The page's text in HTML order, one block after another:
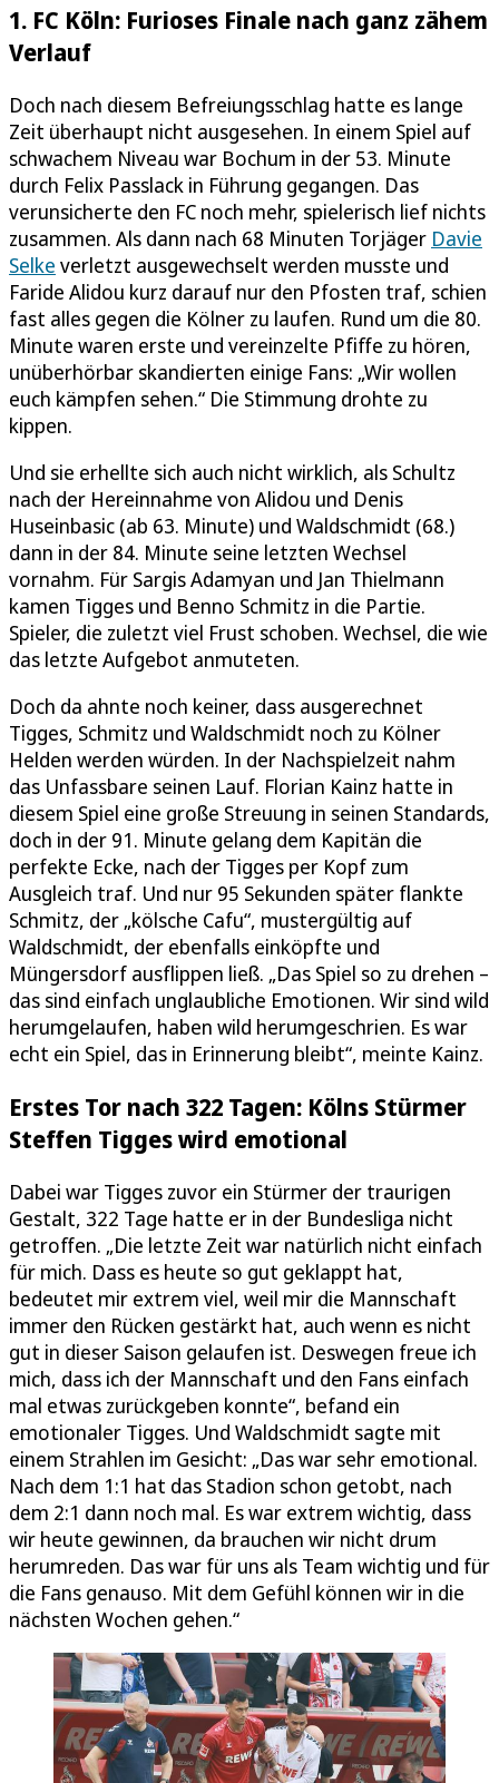
1. FC Köln: Furioses Finale nach ganz zähem
Verlauf
Doch nach diesem Befreiungsschlag hatte es lange
Zeit überhaupt nicht ausgesehen. In einem Spiel auf
schwachem Niveau war Bochum in der 53. Minute
durch Felix Passlack in Führung gegangen. Das
verunsicherte den FC noch mehr, spielerisch lief nichts
zusammen. Als dann nach 68 Minuten Torjäger Davie
Selke verletzt ausgewechselt werden musste und
Faride Alidou kurz darauf nur den Pfosten traf, schien
fast alles gegen die Kölner zu laufen. Rund um die 80.
Minute waren erste und vereinzelte Pfiffe zu hören,
unüberhörbar skandierten einige Fans: „Wir wollen
euch kämpfen sehen.“ Die Stimmung drohte zu
kippen.
Und sie erhellte sich auch nicht wirklich, als Schultz
nach der Hereinnahme von Alidou und Denis
Huseinbasic (ab 63. Minute) und Waldschmidt (68.)
dann in der 84. Minute seine letzten Wechsel
vornahm. Für Sargis Adamyan und Jan Thielmann
kamen Tigges und Benno Schmitz in die Partie.
Spieler, die zuletzt viel Frust schoben. Wechsel, die wie
das letzte Aufgebot anmuteten.
Doch da ahnte noch keiner, dass ausgerechnet
Tigges, Schmitz und Waldschmidt noch zu Kölner
Helden werden würden. In der Nachspielzeit nahm
das Unfassbare seinen Lauf. Florian Kainz hatte in
diesem Spiel eine große Streuung in seinen Standards,
doch in der 91. Minute gelang dem Kapitän die
perfekte Ecke, nach der Tigges per Kopf zum
Ausgleich traf. Und nur 95 Sekunden später flankte
Schmitz, der „kölsche Cafu“, mustergültig auf
Waldschmidt, der ebenfalls einköpfte und
Müngersdorf ausflippen ließ. „Das Spiel so zu drehen –
das sind einfach unglaubliche Emotionen. Wir sind wild
herumgelaufen, haben wild herumgeschrien. Es war
echt ein Spiel, das in Erinnerung bleibt“, meinte Kainz.
Erstes Tor nach 322 Tagen: Kölns Stürmer
Steffen Tigges wird emotional
Dabei war Tigges zuvor ein Stürmer der traurigen
Gestalt, 322 Tage hatte er in der Bundesliga nicht
getroffen. „Die letzte Zeit war natürlich nicht einfach
für mich. Dass es heute so gut geklappt hat,
bedeutet mir extrem viel, weil mir die Mannschaft
immer den Rücken gestärkt hat, auch wenn es nicht
gut in dieser Saison gelaufen ist. Deswegen freue ich
mich, dass ich der Mannschaft und den Fans einfach
mal etwas zurückgeben konnte“, befand ein
emotionaler Tigges. Und Waldschmidt sagte mit
einem Strahlen im Gesicht: „Das war sehr emotional.
Nach dem 1:1 hat das Stadion schon getobt, nach
dem 2:1 dann noch mal. Es war extrem wichtig, dass
wir heute gewinnen, da brauchen wir nicht drum
herumreden. Das war für uns als Team wichtig und für
die Fans genauso. Mit dem Gefühl können wir in die
nächsten Wochen gehen.“